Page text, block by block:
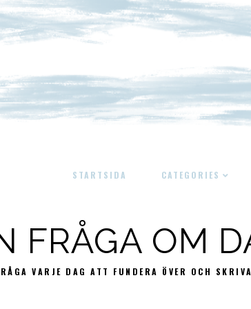
STARTSIDA CATEGORIES
FRÅGA OM
VARJE DAG ATT FUNDERA ÖVER OCH